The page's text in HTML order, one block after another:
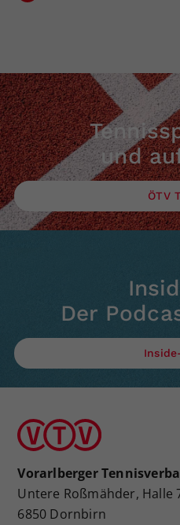
und
ÖTV
Der
Vorarlberger
Untere Roßmähder, Halle
6850 Dornbirn